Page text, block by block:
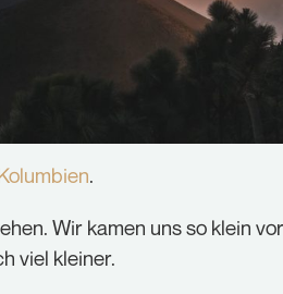
.
Wir kamen uns so klein
viel kleiner.